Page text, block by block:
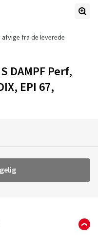
fra de leverede
DAMPF Perf,
EPI 67,